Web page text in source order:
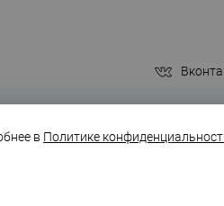
в Политике